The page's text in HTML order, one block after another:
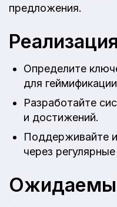
предложения.
Реализация
Определите
для
Разработайте
и достижений.
Поддерживайте
через